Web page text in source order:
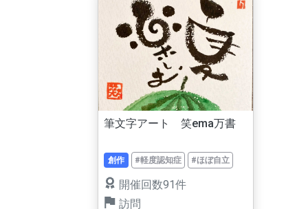
筆文字アート 笑ema万書
創作 #軽度認知症 #ほぼ自立
開催回数91件
訪問